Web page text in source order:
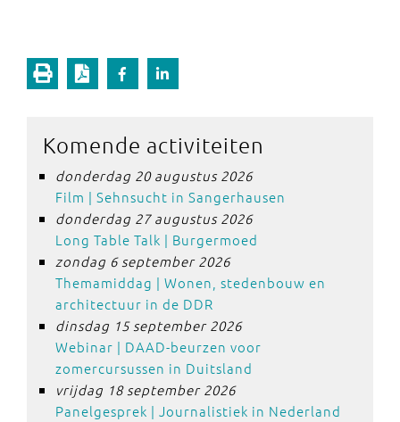
Komende activiteiten
donderdag 20 augustus 2026
Film | Sehnsucht in Sangerhausen
donderdag 27 augustus 2026
Long Table Talk | Burgermoed
zondag 6 september 2026
Themamiddag | Wonen, stedenbouw en
architectuur in de DDR
dinsdag 15 september 2026
Webinar | DAAD-beurzen voor
zomercursussen in Duitsland
vrijdag 18 september 2026
Panelgesprek | Journalistiek in Nederland